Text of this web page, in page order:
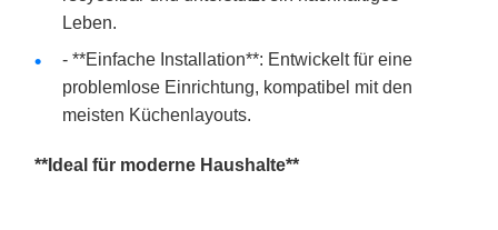
Leben.
- **Einfache Installation**: Entwickelt für eine
problemlose Einrichtung, kompatibel mit den
meisten Küchenlayouts.
**Ideal für moderne Haushalte**